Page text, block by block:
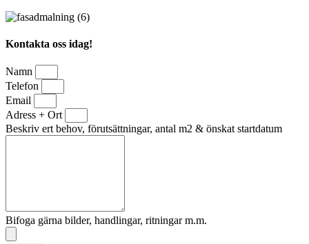
Kontakta oss idag!
Namn
Telefon
Email
Adress + Ort
Beskriv ert behov, förutsättningar, antal m2 & önskat startdatum
Bifoga gärna bilder, handlingar, ritningar m.m.